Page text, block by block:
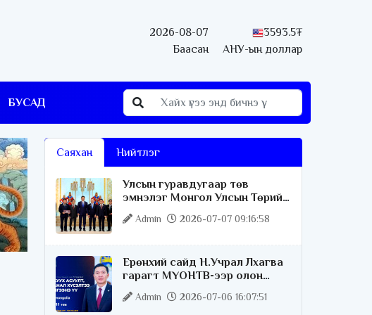
2026-08-07
Баасан
3593.5₮
АНУ-ын доллар
БУСАД
Саяхан Нийтлэг
Улсын гуравдугаар төв
эмнэлэг Монгол Улсын Төрийн
соёрхлыг 4 дэх удаагаа
хүртлээ
Admin 2026-07-07 09:16:58
Ерөнхий сайд Н.Учрал Лхагва
гарагт МҮОНТВ-ээр олон
нийттэй шууд ярилцана
Admin 2026-07-06 16:07:51